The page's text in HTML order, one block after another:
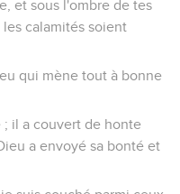
cieux, et ta vérité
; que ta gloire soit